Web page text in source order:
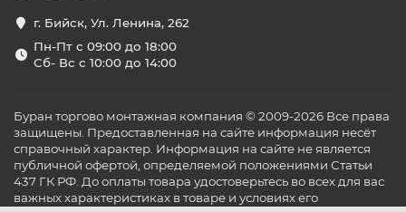
г. Бийск, Ул. Ленина, 262
Пн-Пт с 09:00 до 18:00
Сб- Вс с 10:00 до 14:00
Буран торгово монтажная компания © 2009-2026 Все права
защищены. Предоставленная на сайте информация несёт
справочный характер. Информация на сайте не является
публичной офертой, определяемой положениями Статьи
437 ГК РФ. До оплаты товара удостоверьтесь во всех для вас
важных характеристиках в товаре и условиях его